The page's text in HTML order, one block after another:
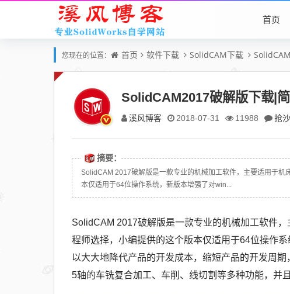
首页
您现在的位置： 首页 软件下载 SolidCAM下载
SolidCAM2017破解版下载|
溪风博客 2018-07-31 11988 抢
摘要：
SolidCAM 2017破解版是一款专业的机械加工软件，主要适用于
本仅适用于64位操作系统，新版本增强了对win...
SolidCAM 2017破解版是一款专业的机械加工软件
程师选择，小编提供的这个版本仅适用于64位操作
以大大地降代产品的开发成本，缩短产品的开发周
5轴的车铣复合加工、车削、线切割等多种功能，并